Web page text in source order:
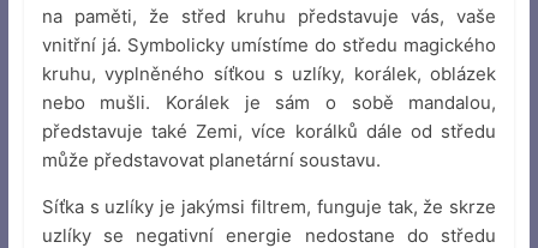
na paměti, že střed kruhu představuje vás, vaše
vnitřní já. Symbolicky umístíme do středu magického
kruhu, vyplněného síťkou s uzlíky, korálek, oblázek
nebo mušli. Korálek je sám o sobě mandalou,
představuje také Zemi, více korálků dále od středu
může představovat planetární soustavu.
Síťka s uzlíky je jakýmsi filtrem, funguje tak, že skrze
uzlíky se negativní energie nedostane do středu